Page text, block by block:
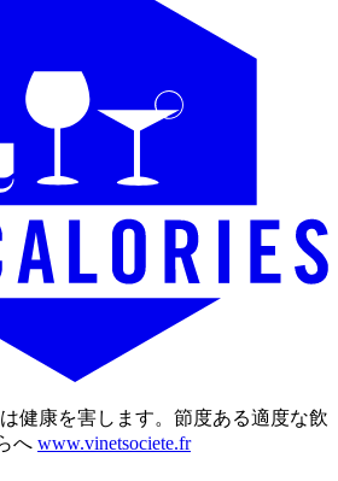
健康を害します。節度ある適度な飲
へ www.vinetsociete.fr